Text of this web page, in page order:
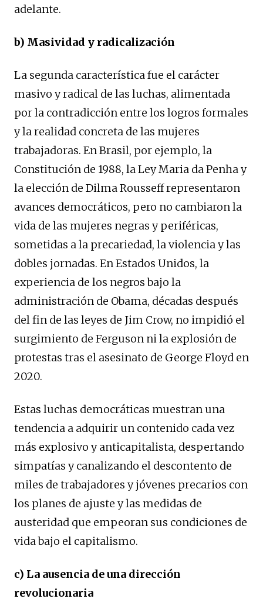
adelante.
b) Masividad y radicalización
La segunda característica fue el carácter
masivo y radical de las luchas, alimentada
por la contradicción entre los logros formales
y la realidad concreta de las mujeres
trabajadoras. En Brasil, por ejemplo, la
Constitución de 1988, la Ley Maria da Penha y
la elección de Dilma Rousseff representaron
avances democráticos, pero no cambiaron la
vida de las mujeres negras y periféricas,
sometidas a la precariedad, la violencia y las
dobles jornadas. En Estados Unidos, la
experiencia de los negros bajo la
administración de Obama, décadas después
del fin de las leyes de Jim Crow, no impidió el
surgimiento de Ferguson ni la explosión de
protestas tras el asesinato de George Floyd en
2020.
Estas luchas democráticas muestran una
tendencia a adquirir un contenido cada vez
más explosivo y anticapitalista, despertando
simpatías y canalizando el descontento de
miles de trabajadores y jóvenes precarios con
los planes de ajuste y las medidas de
austeridad que empeoran sus condiciones de
vida bajo el capitalismo.
c) La ausencia de una dirección
revolucionaria